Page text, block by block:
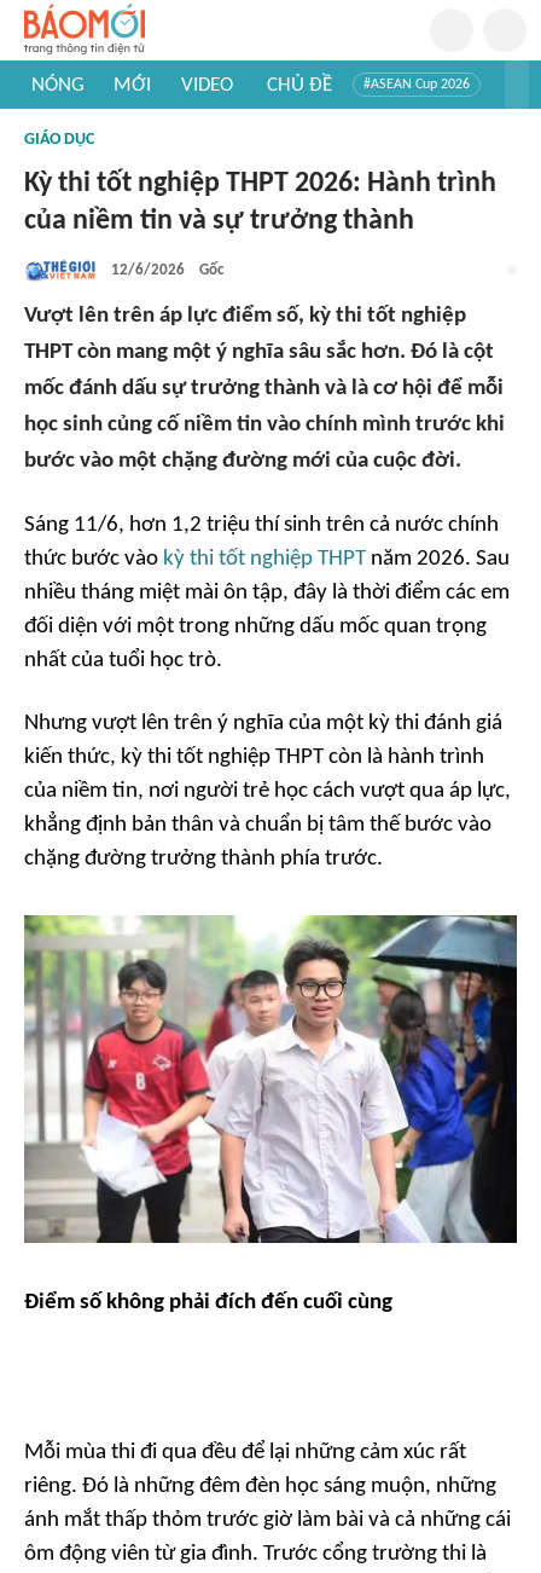
NÓNG MỚI VIDEO CHỦ ĐỀ #ASEAN Cup 2026
#Khám phá thế giới
GIÁO DỤC
Kỳ thi tốt nghiệp THPT 2026: Hành trình
của niềm tin và sự trưởng thành
12/6/2026 Gốc
Vượt lên trên áp lực điểm số, kỳ thi tốt nghiệp
THPT còn mang một ý nghĩa sâu sắc hơn. Đó là cột
mốc đánh dấu sự trưởng thành và là cơ hội để mỗi
học sinh củng cố niềm tin vào chính mình trước khi
bước vào một chặng đường mới của cuộc đời.
Sáng 11/6, hơn 1,2 triệu thí sinh trên cả nước chính
thức bước vào kỳ thi tốt nghiệp THPT năm 2026. Sau
nhiều tháng miệt mài ôn tập, đây là thời điểm các em
đối diện với một trong những dấu mốc quan trọng
nhất của tuổi học trò.
Nhưng vượt lên trên ý nghĩa của một kỳ thi đánh giá
kiến thức, kỳ thi tốt nghiệp THPT còn là hành trình
của niềm tin, nơi người trẻ học cách vượt qua áp lực,
khẳng định bản thân và chuẩn bị tâm thế bước vào
chặng đường trưởng thành phía trước.
Điểm số không phải đích đến cuối cùng
Mỗi mùa thi đi qua đều để lại những cảm xúc rất
riêng. Đó là những đêm đèn học sáng muộn, những
ánh mắt thấp thỏm trước giờ làm bài và cả những cái
ôm động viên từ gia đình. Trước cổng trường thi là